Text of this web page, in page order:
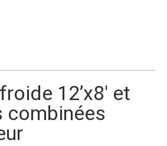
12’x8′ et
combinées